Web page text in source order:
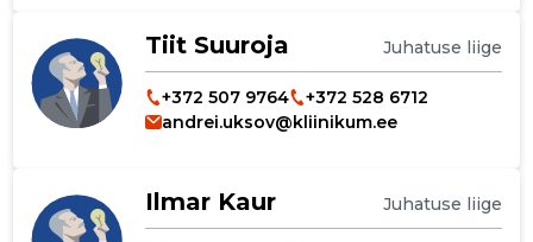
Tiit Suuroja Juhatuse liige
+372 507 9764
+372 528 6712
andrei.uksov@kliinikum.ee
Ilmar Kaur Juhatuse liige